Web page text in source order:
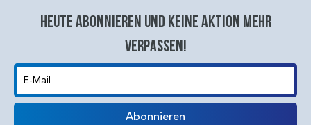
Heute abonnieren und keine aktion mehr
verpassen!
E-Mail
Abonnieren